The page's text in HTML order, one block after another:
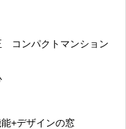
コンパクトマンション
+デザインの窓